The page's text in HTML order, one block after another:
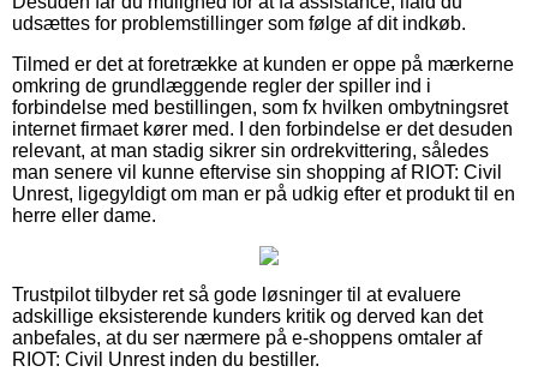
udsættes for problemstillinger som følge af dit indkøb.
Tilmed er det at foretrække at kunden er oppe på mærkerne
omkring de grundlæggende regler der spiller ind i
forbindelse med bestillingen, som fx hvilken ombytningsret
internet firmaet kører med. I den forbindelse er det desuden
relevant, at man stadig sikrer sin ordrekvittering, således
man senere vil kunne eftervise sin shopping af RIOT: Civil
Unrest, ligegyldigt om man er på udkig efter et produkt til en
herre eller dame.
Trustpilot tilbyder ret så gode løsninger til at evaluere
adskillige eksisterende kunders kritik og derved kan det
anbefales, at du ser nærmere på e-shoppens omtaler af
RIOT: Civil Unrest inden du bestiller.